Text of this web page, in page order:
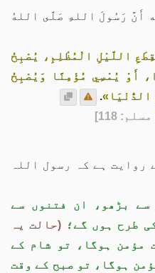
أَنَّ رَسُولَ اللهِ صَلَّى اللهُ
اللَّيْلِ الْمُظْلِمِ، يُصْبِحُ
أَوْ يُمْسِي مُؤْمِنًا وَيُصْبِحُ
الدُّنْيَا».
118]
روایت ہے کہ رسول اللہ
بڑھو، ان فتنوں سے
طرح ہوں گے؛ (حالت یہ
مؤمن ہوگا، تو شام کے
ہوگا، تو صبح کے وقت